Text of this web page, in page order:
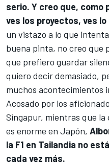
serio. Y creo que,
ves los proyectos, ves
un vistazo a lo que
buena pinta, no creo que
que prefiero guardar
quiero decir demasiado,
muchos acontecimientos
Acosado por los
Singapur, mientras que
es enorme en Japón,
la F1 en Tailandia no
cada vez más.